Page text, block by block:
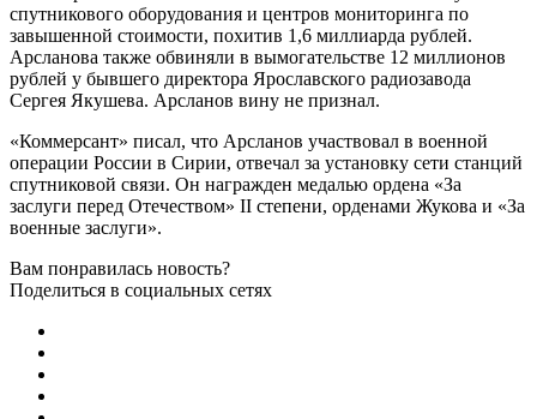
спутникового оборудования и центров мониторинга по
завышенной стоимости, похитив 1,6 миллиарда рублей.
Арсланова также обвиняли в вымогательстве 12 миллионов
рублей у бывшего директора Ярославского радиозавода
Сергея Якушева. Арсланов вину не признал.
«Коммерсант» писал, что Арсланов участвовал в военной
операции России в Сирии, отвечал за установку сети станций
спутниковой связи. Он награжден медалью ордена «За
заслуги перед Отечеством» II степени, орденами Жукова и «За
военные заслуги».
Вам понравилась новость?
Поделиться в социальных сетях